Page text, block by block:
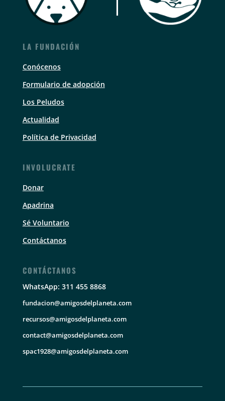
LA FUNDACIÓN
Conócenos
Formulario de adopción
Los Peludos
Actualidad
Política de Privacidad
INVOLUCRATE
Donar
Apadrina
Sé Voluntario
Contáctanos
CONTÁCTANOS
WhatsApp: 311 455 8868
fundacion@amigosdelplaneta.com
recursos@amigosdelplaneta.com
contact@amigosdelplaneta.com
spac1928@amigosdelplaneta.com